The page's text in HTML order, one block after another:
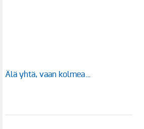
Älä yhtä, vaan kolmea…